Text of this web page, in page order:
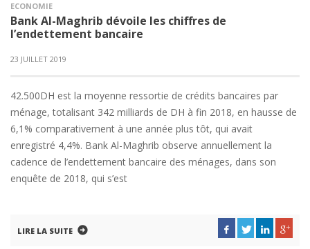
ECONOMIE
Bank Al-Maghrib dévoile les chiffres de
l’endettement bancaire
23 JUILLET 2019
42.500DH est la moyenne ressortie de crédits bancaires par
ménage, totalisant 342 milliards de DH à fin 2018, en hausse de
6,1% comparativement à une année plus tôt, qui avait
enregistré 4,4%. Bank Al-Maghrib observe annuellement la
cadence de l’endettement bancaire des ménages, dans son
enquête de 2018, qui s’est
LIRE LA SUITE